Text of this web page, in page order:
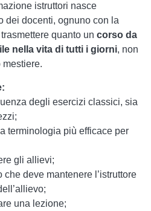
istruttori nasce
dei docenti, ognuno con la
quanto un corso da
nella vita di tutti i giorni, non
degli esercizi classici, sia
terminologia più efficace per
gli allievi;
deve mantenere l’istruttore
una lezione;